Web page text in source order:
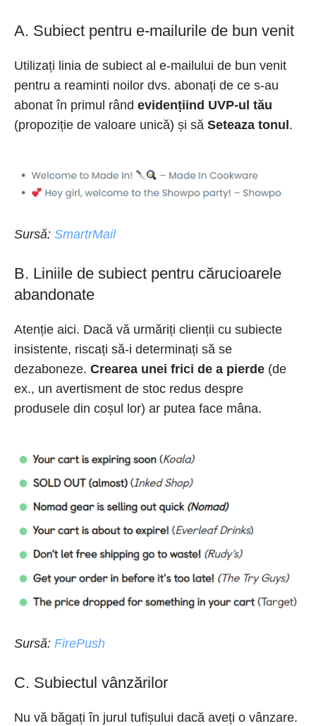
A. Subiect pentru e-mailurile de bun venit
Utilizați linia de subiect al e-mailului de bun venit
pentru a reaminti noilor dvs. abonați de ce s-au
abonat în primul rând evidențiind UVP-ul tău
(propoziție de valoare unică) și să Seteaza tonul .
Sursă: SmartrMail
B. Liniile de subiect pentru cărucioarele
abandonate
Atenție aici. Dacă vă urmăriți clienții cu subiecte
insistente, riscați să-i determinați să se
dezaboneze. Crearea unei frici de a pierde (de
ex., un avertisment de stoc redus despre
produsele din coșul lor) ar putea face mâna.
Sursă: FirePush
C. Subiectul vânzărilor
Nu vă băgați în jurul tufișului dacă aveți o vânzare.